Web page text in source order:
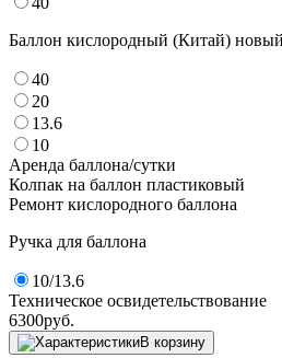
Баллон кислородный (Китай) новый
40
20
13.6
10
Аренда баллона/сутки
Колпак на баллон пластиковый
Ремонт кислородного баллона
Ручка для баллона
10/13.6
Техническое освидетельствование
6300руб.
В корзину